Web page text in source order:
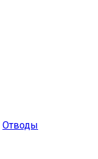
Отводы